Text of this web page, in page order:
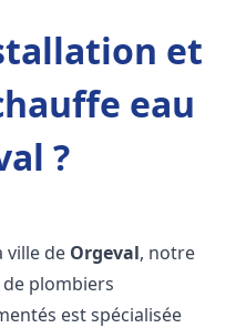
et
eau
?
ville de Orgeval, notre
plombiers
est spécialisée